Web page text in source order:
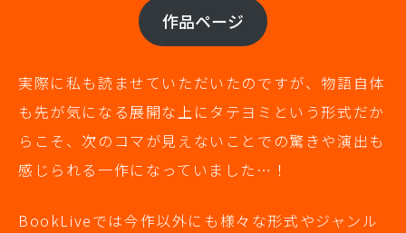
作品ページ
実際に私も読ませていただいたのですが、物語自体
も先が気になる展開な上にタテヨミという形式だか
らこそ、次のコマが見えないことでの驚きや演出も
感じられる一作になっていました…！
BookLiveでは今作以外にも様々な形式やジャンル